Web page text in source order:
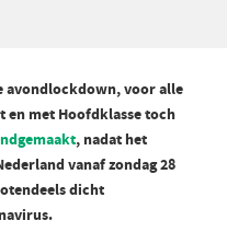
avondlockdown, voor alle
en met Hoofdklasse toch
, nadat het
vanaf zondag 28
dicht